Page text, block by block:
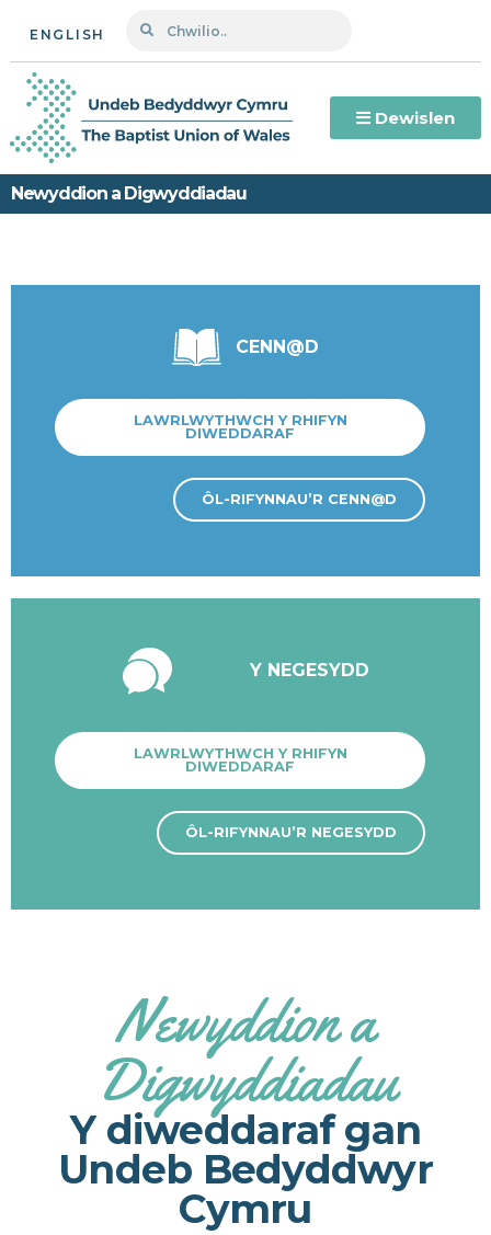
ENGLISH
Dewislen
Newyddion a Digwyddiadau
CENN@D
LAWRLWYTHWCH Y RHIFYN
DIWEDDARAF
ÔL-RIFYNNAU’R CENN@D
Y NEGESYDD
LAWRLWYTHWCH Y RHIFYN
DIWEDDARAF
ÔL-RIFYNNAU’R NEGESYDD
Newyddion a
Digwyddiadau
Y diweddaraf gan
Undeb Bedyddwyr
Cymru